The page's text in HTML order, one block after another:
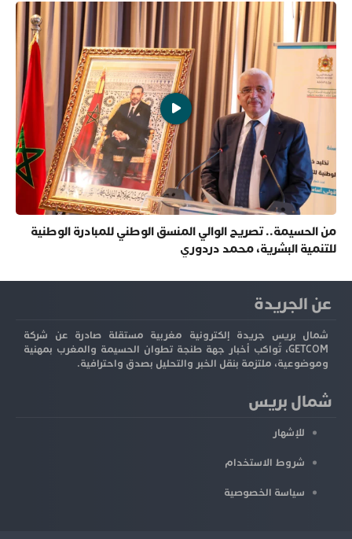
من الحسيمة.. تصريح الوالي المنسق الوطني للمبادرة الوطنية
للتنمية البشرية، محمد دردوري
عن الجريدة
شمال بريس جريدة إلكترونية مغربية مستقلة صادرة عن شركة
GETCOM، تُواكب أخبار جهة طنجة تطوان الحسيمة والمغرب بمهنية
وموضوعية، ملتزمة بنقل الخبر والتحليل بصدق واحترافية.
شمال بريس
للإشهار
شروط الاستخدام
سياسة الخصوصية